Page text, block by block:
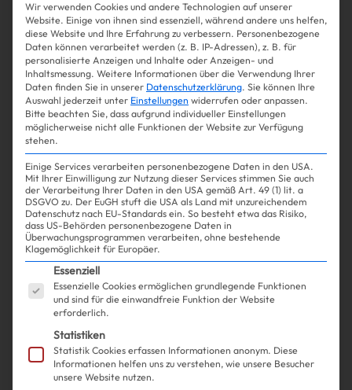
Gossip
Experience
Win Win
Experience Life| 01.05.2025
Diese einfache Frage bewahrt
mich komplett vor Fehlkäufen
Wir verwenden Cookies und andere Technologien auf unserer
Website. Einige von ihnen sind essenziell, während andere uns helfen,
diese Website und Ihre Erfahrung zu verbessern. Personenbezogene
Daten können verarbeitet werden (z. B. IP-Adressen), z. B. für
personalisierte Anzeigen und Inhalte oder Anzeigen- und
Inhaltsmessung. Weitere Informationen über die Verwendung Ihrer
Daten finden Sie in unserer Datenschutzerklärung. Sie können Ihre
Auswahl jederzeit unter Einstellungen widerrufen oder anpassen.
Bitte beachten Sie, dass aufgrund individueller Einstellungen
möglicherweise nicht alle Funktionen der Website zur Verfügung
stehen.
Einige Services verarbeiten personenbezogene Daten in den USA.
Mit Ihrer Einwilligung zur Nutzung dieser Services stimmen Sie auch
der Verarbeitung Ihrer Daten in den USA gemäß Art. 49 (1) lit. a
DSGVO zu. Der EuGH stuft die USA als Land mit unzureichendem
Datenschutz nach EU-Standards ein. So besteht etwa das Risiko,
dass US-Behörden personenbezogene Daten in
Überwachungsprogrammen verarbeiten, ohne bestehende
Klagemöglichkeit für Europäer.
Es folgt eine Liste der Service-Gruppen, für die
Essenziell
Essenzielle Cookies ermöglichen grundlegende Funktionen
und sind für die einwandfreie Funktion der Website
erforderlich.
Statistiken
Statistik Cookies erfassen Informationen anonym. Diese
Informationen helfen uns zu verstehen, wie unsere Besucher
unsere Website nutzen.